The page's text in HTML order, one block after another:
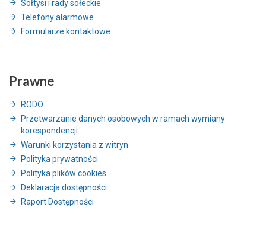
Sołtysi i rady sołeckie
Telefony alarmowe
Formularze kontaktowe
Prawne
RODO
Przetwarzanie danych osobowych w ramach wymiany
korespondencji
Warunki korzystania z witryn
Polityka prywatności
Polityka plików cookies
Deklaracja dostępności
Raport Dostępności